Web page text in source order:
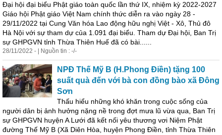
Đại hội đại biểu Phật giáo toàn quốc lần thứ IX, nhiệm kỳ 2022-2027
Giáo hội Phật giáo Việt Nam chính thức diễn ra vào ngày 28 -
29/11/2022 tại Cung Văn hóa Lao động hữu nghị Việt - Xô, Thủ đô
Hà Nội với sự tham dự của 1.091 đại biểu. Tham dự Đại hội, Ban Trị
sự GHPGVN tỉnh Thừa Thiên Huế đã có bài......
28/11/2022 - | Nguồn tin : -/-
NPĐ Thế Mỹ B (H.Phong Điền) tặng 100
suất quà đến với bà con đồng bào xã Đông
Sơn
Thấu hiểu những khó khăn trong cuộc sống của
người dân bị ảnh hưởng nặng nề trong đợt mưa lũ vừa qua, Ban Trị
sự GHPGVN huyện A Lưới đã kết nối yêu thương vơi Niệm Phật
đường Thế Mỹ B (Xã Diên Hòa, huyện Phong Điền, tỉnh Thừa Thiên